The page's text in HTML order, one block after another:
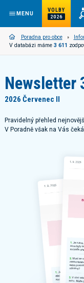
MENU
VOLBY
2026
Poradna pro obce
V databázi máme 3 611
Newsletter
2026 Červenec II
Pravidelný přehled
V Poradně však na Vás